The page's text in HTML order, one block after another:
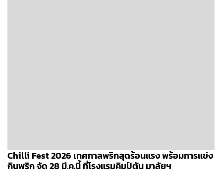
Chilli Fest 2026 เทศกาลพริกสุดร้อนแรง พร้อมการแข่ง
กินพริก จัด 28 มี.ค.นี้ ที่โรงแรมคิมป์ตัน มาลัยฯ